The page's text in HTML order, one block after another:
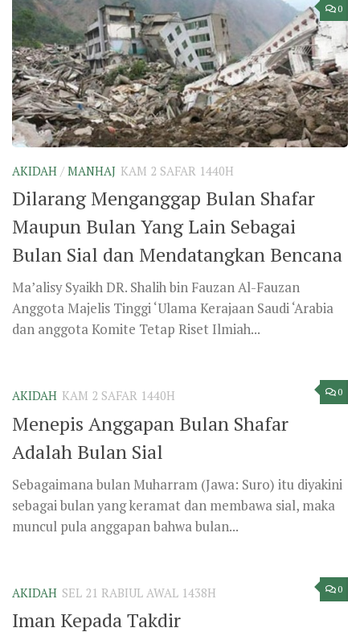
0
AKIDAH / MANHAJ KAM 2 SAFAR 1440H
Dilarang Menganggap Bulan Shafar
Maupun Bulan Yang Lain Sebagai
Bulan Sial dan Mendatangkan Bencana
Ma’alisy Syaikh DR. Shalih bin Fauzan Al-Fauzan
Anggota Majelis Tinggi ‘Ulama Kerajaan Saudi ‘Arabia
dan anggota Komite Tetap Riset Ilmiah...
0
AKIDAH KAM 2 SAFAR 1440H
Menepis Anggapan Bulan Shafar
Adalah Bulan Sial
Sebagaimana bulan Muharram (Jawa: Suro) itu diyakini
sebagai bulan yang keramat dan membawa sial, maka
muncul pula anggapan bahwa bulan...
0
AKIDAH SEL 21 RABIUL AWAL 1438H
Iman Kepada Takdir